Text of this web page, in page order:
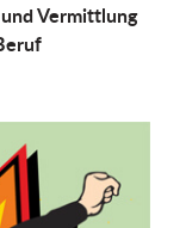
Vermittlung